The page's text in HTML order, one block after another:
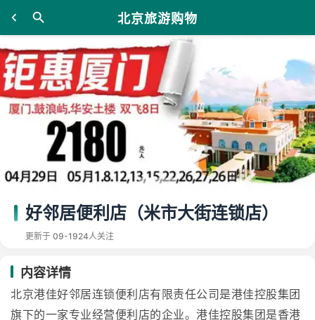
北京旅游购物
好邻居便利店（米市大街连锁店）
更新于 09-1924人关注
内容详情
北京港佳好邻居连锁便利店有限责任公司是港佳控股集团
旗下的一家专业经营便利店的企业。港佳控股集团是香港